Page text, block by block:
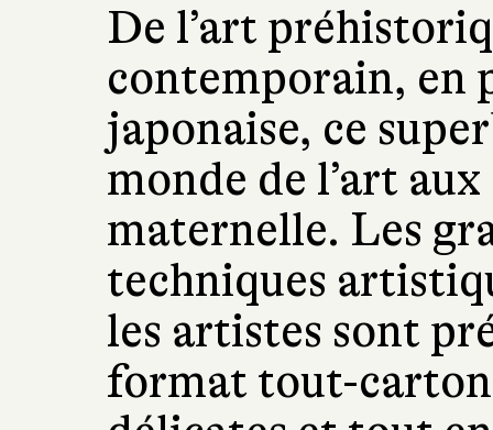
De l’art
contemporain, en
japonaise, ce
monde de l’art
maternelle. Les
techniques
les artistes sont
format tout-